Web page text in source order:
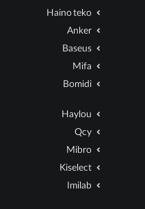
Haino teko
Anker
Baseus
Mifa
Bomidi
Haylou
Qcy
Mibro
Kiselect
Imilab